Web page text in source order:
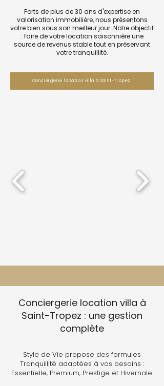
Forts de plus de 30 ans d'expertise en
valorisation immobilière, nous présentons
votre bien sous son meilleur jour. Notre objectif
: faire de votre location saisonnière une
source de revenus stable tout en préservant
votre tranquillité.
Conciergerie location villa à Saint-Tropez
Conciergerie location villa à
Saint-Tropez : une gestion
complète
Style de Vie propose des formules
Tranquillité adaptées à vos besoins :
Essentielle, Premium, Prestige et Hivernale.